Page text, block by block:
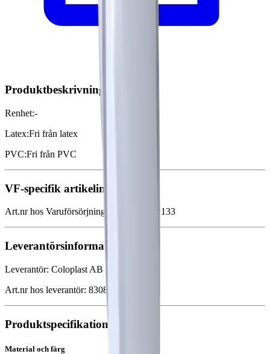
Produktbeskrivning
Renhet:-
Latex:Fri från latex
PVC:Fri från PVC
VF-specifik artikelinformation
Art.nr hos Varuförsörjningen VF000162133
Leverantörsinformation
Leverantör: Coloplast AB
Art.nr hos leverantör: 8308
Produktspecifikation
Material och färg